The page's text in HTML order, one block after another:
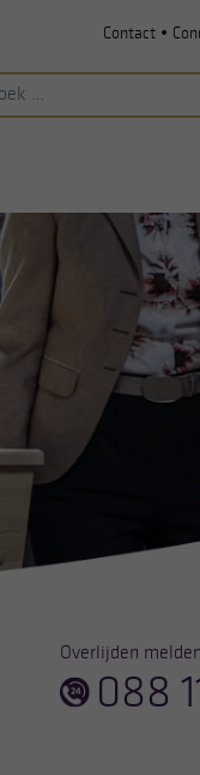
Contact •
Overlijden
088